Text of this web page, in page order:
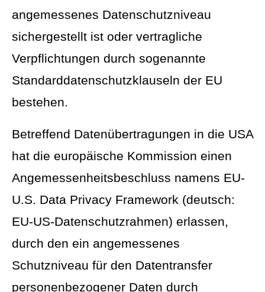
angemessenes Datenschutzniveau
sichergestellt ist oder vertragliche
Verpflichtungen durch sogenannte
Standarddatenschutzklauseln der EU
bestehen.
Betreffend Datenübertragungen in die USA
hat die europäische Kommission einen
Angemessenheitsbeschluss namens EU-
U.S. Data Privacy Framework (deutsch:
EU-US-Datenschutzrahmen) erlassen,
durch den ein angemessenes
Schutzniveau für den Datentransfer
personenbezogener Daten durch